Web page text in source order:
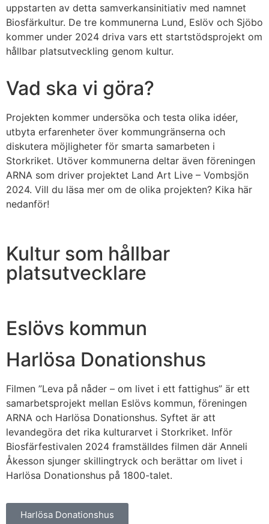
uppstarten av detta samverkansinitiativ med namnet
Biosfärkultur. De tre kommunerna Lund, Eslöv och Sjöbo
kommer under 2024 driva vars ett startstödsprojekt om
hållbar platsutveckling genom kultur.
Vad ska vi göra?
Projekten kommer undersöka och testa olika idéer,
utbyta erfarenheter över kommungränserna och
diskutera möjligheter för smarta samarbeten i
Storkriket. Utöver kommunerna deltar även föreningen
ARNA som driver projektet Land Art Live – Vombsjön
2024. Vill du läsa mer om de olika projekten? Kika här
nedanför!
Kultur som hållbar
platsutvecklare
Eslövs kommun
Harlösa Donationshus
Filmen ”Leva på nåder – om livet i ett fattighus” är ett
samarbetsprojekt mellan Eslövs kommun, föreningen
ARNA och Harlösa Donationshus. Syftet är att
levandegöra det rika kulturarvet i Storkriket. Inför
Biosfärfestivalen 2024 framställdes filmen där Anneli
Åkesson sjunger skillingtryck och berättar om livet i
Harlösa Donationshus på 1800-talet.
Harlösa Donationshus